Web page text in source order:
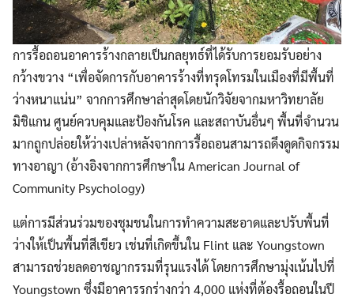
การรื้อถอนอาคารร้างกลายเป็นกลยุทธ์ที่ได้รับการยอมรับอย่าง
กว้างขวาง “เพื่อจัดการกับอาคารร้างที่ทรุดโทรมในเมืองที่มีพื้นที่
ว่างหนาแน่น” จากการศึกษาล่าสุดโดยนักวิจัยจากมหาวิทยาลัย
มิชิแกน ศูนย์ควบคุมและป้องกันโรค และสถาบันอื่นๆ พื้นที่จำนวน
มากถูกปล่อยให้ว่างเปล่าหลังจากการรื้อถอนสามารถดึงดูดกิจกรรม
ทางอาญา (อ้างอิงจากการศึกษาใน American Journal of
Community Psychology)
แต่การมีส่วนร่วมของชุมชนในการทำความสะอาดและปรับพื้นที่
ว่างให้เป็นพื้นที่สีเขียว เช่นที่เกิดขึ้นใน Flint และ Youngstown
สามารถช่วยลดอาชญากรรมที่รุนแรงได้ โดยการศึกษามุ่งเน้นไปที่
Youngstown ซึ่งมีอาคารรกร่างกว่า 4,000 แห่งที่ต้องรื้อถอนในปี